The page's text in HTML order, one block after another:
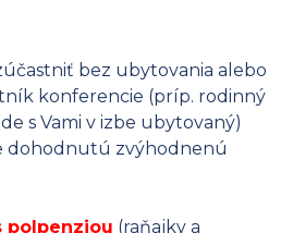
bez ubytovania alebo
konferencie (príp. rodinný
s Vami v izbe ubytovaný)
dohodnutú zvýhodnenú
polpenziou (raňajky a